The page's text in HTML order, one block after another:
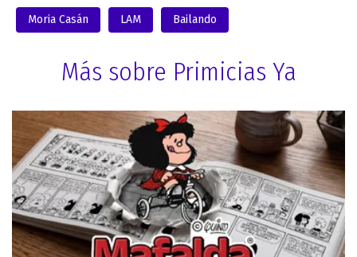
Moria Casán LAM Bailando
Más sobre Primicias Ya